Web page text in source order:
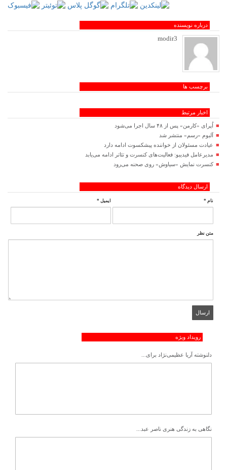
درباره نویسنده
modir3
برچسب ها
اخبار مرتبط
اُپرای «کارمن» پس از ۴۸ سال اجرا می‌شود
آلبوم «رسم» منتشر شد
عیادت مسئولان از خواننده پیشکسوت ادامه دارد
مدیرعامل فیدیبو: فعالیت‌های کنسرت و تئاتر ادامه می‌یابد
کنسرت‌ نمایش «سیاوش» روی صحنه می‌رود
ارسال دیدگاه
نام * ایمیل *
متن نظر
رویداد ویژه
دلنوشته آریا عظیمی‌نژاد برای...
نگاهی به زندگی هنری ناصر عبد...